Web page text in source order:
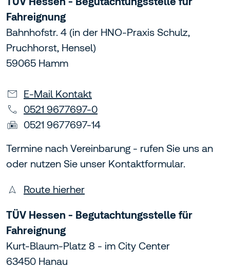
Fahreignung
Bahnhofstr. 4 (in der HNO-Praxis Schulz,
Pruchhorst, Hensel)
59065 Hamm
E-Mail Kontakt
0521 9677697-0
0521 9677697-14
Termine nach Vereinbarung - rufen Sie uns an
oder nutzen Sie unser Kontaktformular.
Route hierher
TÜV Hessen - Begutachtungsstelle für
Fahreignung
Kurt-Blaum-Platz 8 - im City Center
63450 Hanau